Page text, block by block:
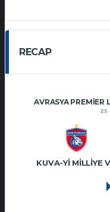
RECAP
AVRASYA PREMIER
25
KUVA-YI MILLIYE